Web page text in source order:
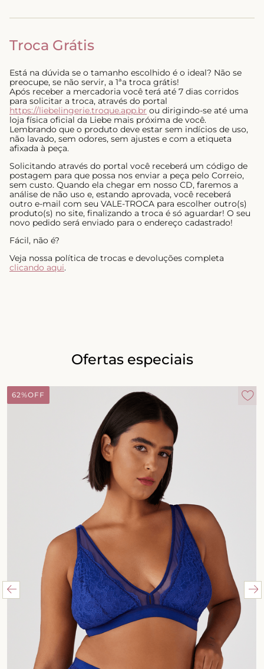
Troca Grátis
Está na dúvida se o tamanho escolhido é o ideal? Não se
preocupe, se não servir, a 1ªa troca grátis!
Após receber a mercadoria você terá até 7 dias corridos
para solicitar a troca, através do portal
https://liebelingerie.troque.app.br ou dirigindo-se até uma
loja física oficial da Liebe mais próxima de você.
Lembrando que o produto deve estar sem indícios de uso,
não lavado, sem odores, sem ajustes e com a etiqueta
afixada à peça.
Solicitando através do portal você receberá um código de
postagem para que possa nos enviar a peça pelo Correio,
sem custo. Quando ela chegar em nosso CD, faremos a
análise de não uso e, estando aprovada, você receberá
outro e-mail com seu VALE-TROCA para escolher outro(s)
produto(s) no site, finalizando a troca é só aguardar! O seu
novo pedido será enviado para o endereço cadastrado!
Fácil, não é?
Veja nossa política de trocas e devoluções completa
clicando aqui.
Ofertas especiais
62%OFF